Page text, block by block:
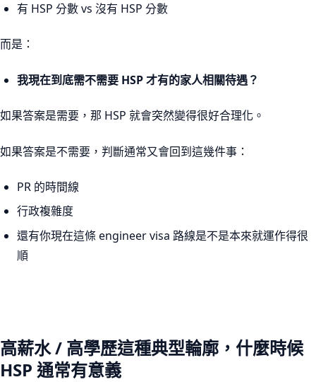
有 HSP 分數 vs 沒有 HSP 分數
而是：
我現在到底需不需要 HSP 才有的家人相關待遇？
如果答案是需要，那 HSP 就會突然變得很好合理化。
如果答案是不需要，判斷通常又會回到這幾件事：
PR 的時間線
行政複雜度
還有你現在這條 engineer visa 路線是不是本來就運作得很
順
高薪水 / 高學歷這種典型輪廓，什麼時候
HSP 通常有意義